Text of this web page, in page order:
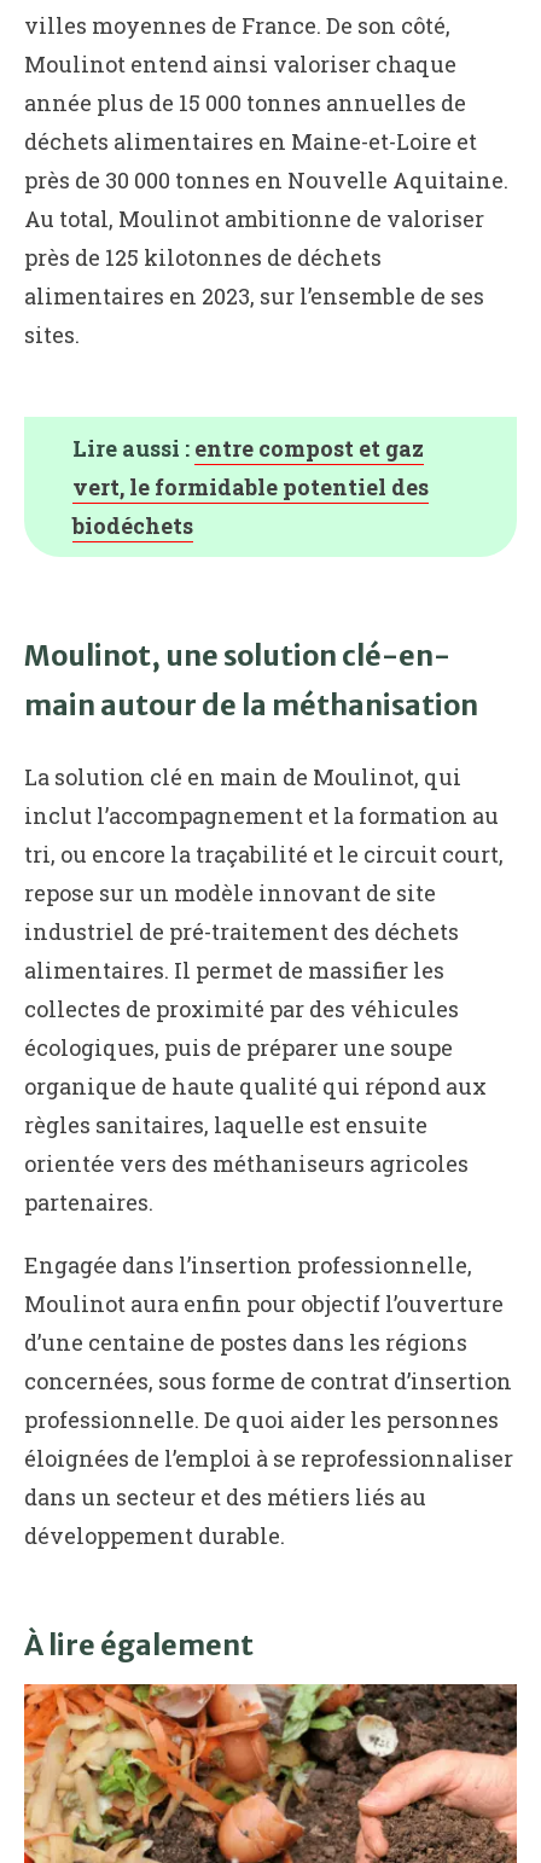
villes moyennes de France. De son côté,
Moulinot entend ainsi valoriser chaque
année plus de 15 000 tonnes annuelles de
déchets alimentaires en Maine-et-Loire et
près de 30 000 tonnes en Nouvelle Aquitaine.
Au total, Moulinot ambitionne de valoriser
près de 125 kilotonnes de déchets
alimentaires en 2023, sur l’ensemble de ses
sites.
Lire aussi : entre compost et gaz
vert, le formidable potentiel des
biodéchets
Moulinot, une solution clé-en-
main autour de la méthanisation
La solution clé en main de Moulinot, qui
inclut l’accompagnement et la formation au
tri, ou encore la traçabilité et le circuit court,
repose sur un modèle innovant de site
industriel de pré-traitement des déchets
alimentaires. Il permet de massifier les
collectes de proximité par des véhicules
écologiques, puis de préparer une soupe
organique de haute qualité qui répond aux
règles sanitaires, laquelle est ensuite
orientée vers des méthaniseurs agricoles
partenaires.
Engagée dans l’insertion professionnelle,
Moulinot aura enfin pour objectif l’ouverture
d’une centaine de postes dans les régions
concernées, sous forme de contrat d’insertion
professionnelle. De quoi aider les personnes
éloignées de l’emploi à se reprofessionnaliser
dans un secteur et des métiers liés au
développement durable.
À lire également